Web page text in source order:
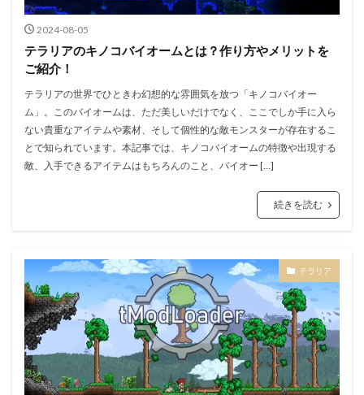
2024-08-05
テラリアのキノコバイオームとは？作り方やメリットを
ご紹介！
テラリアの世界でひときわ幻想的な雰囲気を放つ「キノコバイオー
ム」。このバイオームは、ただ美しいだけでなく、ここでしか手に入ら
ない貴重なアイテムや素材、そして個性的な敵モンスターが存在するこ
とで知られています。本記事では、キノコバイオームの特徴や出現する
敵、入手できるアイテムはもちろんのこと、バイオー […]
続きを読む
テラリア